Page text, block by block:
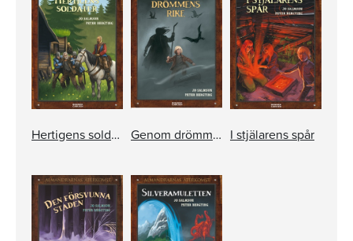
Hertigens soldater Genom drömmens rike I stjälarens spår